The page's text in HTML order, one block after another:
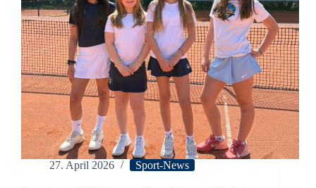
27. April 2026 Sport-News